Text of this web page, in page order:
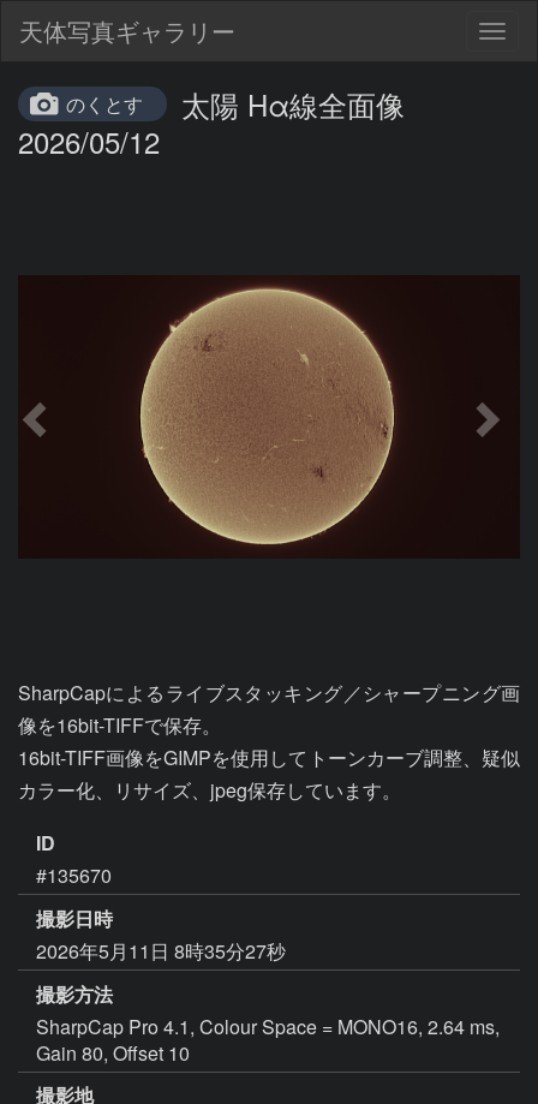
天体写真ギャラリー
のくとす
太陽 Hα線全面像
2026/05/12
SharpCapによるライブスタッキング／シャープニング画
像を16bit-TIFFで保存。
16bit-TIFF画像をGIMPを使用してトーンカーブ調整、疑似
カラー化、リサイズ、jpeg保存しています。
ID
#135670
撮影日時
2026年5月11日 8時35分27秒
撮影方法
SharpCap Pro 4.1, Colour Space = MONO16, 2.64 ms,
Gain 80, Offset 10
撮影地